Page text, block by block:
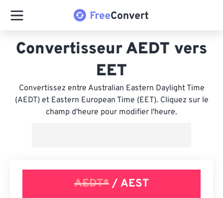
Convertisseur AEDT vers
EET
Convertissez entre Australian Eastern Daylight Time
(AEDT) et Eastern European Time (EET). Cliquez sur le
champ d'heure pour modifier l'heure.
AEDT* / AEST